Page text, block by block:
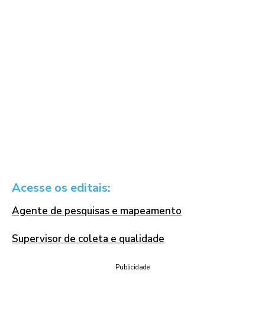
Acesse os editais:
Agente de pesquisas e mapeamento
Supervisor de coleta e qualidade
Publicidade